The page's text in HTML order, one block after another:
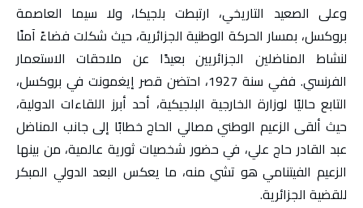
وعلى الصعيد التاريخي، ارتبطت بلجيكا، ولا سيما العاصمة
بروكسل، بمسار الحركة الوطنية الجزائرية، حيث شكلت فضاءً آمنًا
لنشاط المناضلين الجزائريين بعيدًا عن ملاحقات الاستعمار
الفرنسي. ففي سنة 1927، احتضن قصر إيغمونت في بروكسل،
التابع حاليًا لوزارة الخارجية البلجيكية، أحد أبرز اللقاءات الدولية،
حيث ألقى الزعيم الوطني مصالي الحاج خطابًا إلى جانب المناضل
عبد القادر حاج علي، في حضور شخصيات ثورية عالمية، من بينها
الزعيم الفيتنامي هو تشي منه، ما يعكس البعد الدولي المبكر
للقضية الجزائرية.